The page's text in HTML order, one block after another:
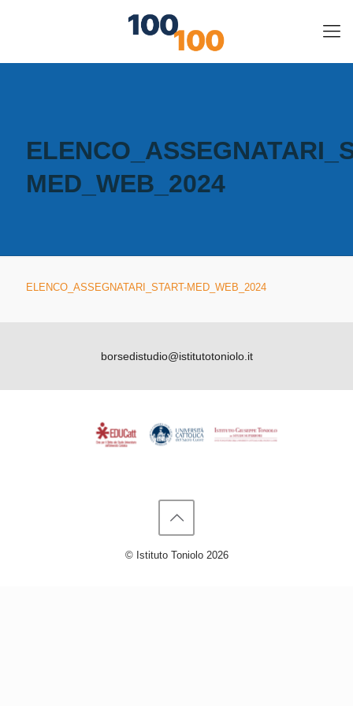
MED_WEB_2024
ELENCO_ASSEGNATARI_START-MED_WEB_2024
borsedistudio@istitutotoniolo.it
© Istituto Toniolo 2026